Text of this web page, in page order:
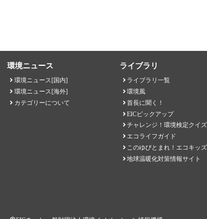
環境ニュース
環境ニュース[国内]
環境ニュース[海外]
カテゴリーについて
ライブラリ
ライブラリ一覧
環境風
首長に聞く！
EICピックアップ
チャレンジ！環境検定クイズ
エコライフガイド
このゆびとまれ！エコキッズ
地球温暖化対策情報サイト